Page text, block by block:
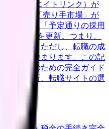
フィリエイトリンク）が
市場は「売り手市場」が
によると「予定通りの採用
過去最高を更新。つまり、
場です。ただし、転職の成
か」で決まります。この記
看護師のための完全ガイド
自己分析、転職サイトの選
方、面